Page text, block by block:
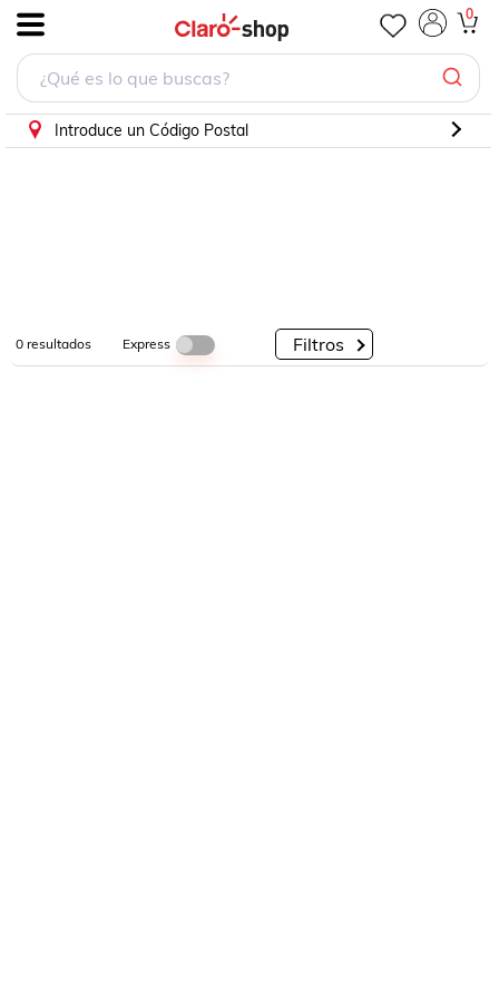
0
Introduce un Código Postal
0resultados Express Filtros
PorCategorías
PorMarcas
PorDescuento